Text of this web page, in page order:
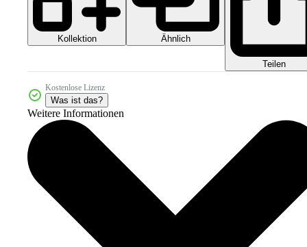
Kollektion Ähnlich
Teilen
Kostenlose Lizenz
Was ist das?
Weitere Informationen